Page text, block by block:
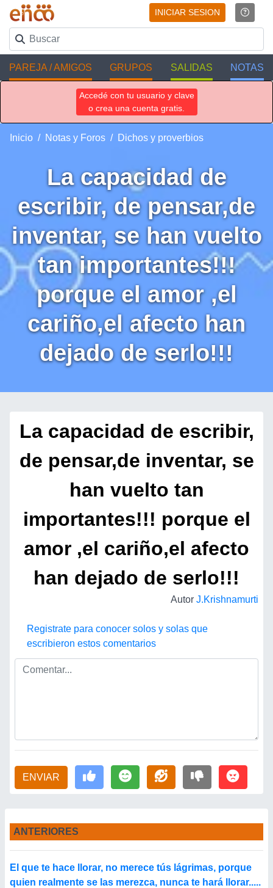
INICIAR SESION
PAREJA / AMIGOS GRUPOS SALIDAS NOTAS
Accedé con tu usuario y clave
o crea una cuenta gratis.
Inicio Notas y Foros Dichos y proverbios
La capacidad de
escribir, de pensar,de
inventar, se han vuelto
tan importantes!!!
porque el amor ,el
cariño,el afecto han
dejado de serlo!!!
La capacidad de escribir,
de pensar,de inventar, se
han vuelto tan
importantes!!! porque el
amor ,el cariño,el afecto
han dejado de serlo!!!
Autor J.Krishnamurti
Registrate para conocer solos y solas que
escribieron estos comentarios
ENVIAR
ANTERIORES
El que te hace llorar, no merece tús lágrimas, porque
quien realmente se las merezca, nunca te hará llorar.....